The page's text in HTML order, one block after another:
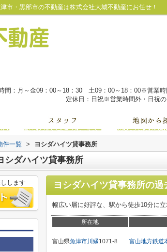
市・黒部市の不動産は株式会社大城不動産にお任せ！
間：月～金09：00～18：30 土09：00～18：00※営業時
定休日：日祝※営業時間外・日祝
件一覧 > ヨシダハイツ貸事務所
シダハイツ貸事務所
ヨシダハイツ貸事務所の過
幅広い層に好評な、駅から徒歩10分に立
所在地
富山県魚津市川縁1071-8 富山地方鉄道
します